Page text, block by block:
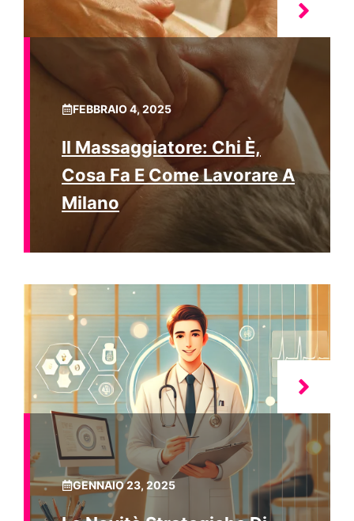
FEBBRAIO 4, 2025
Il Massaggiatore: Chi È,
Cosa Fa E Come Lavorare A
Milano
GENNAIO 23, 2025